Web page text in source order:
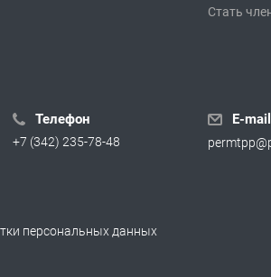
Стать
Телефон
+7 (342) 235-78-48
E-mail
персональных данных